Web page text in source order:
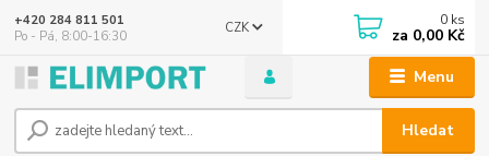
Menu
CZK
Hledat
+420 284 811 501
Po - Pá, 8:00-16:30
0 ks
za 0,00 Kč